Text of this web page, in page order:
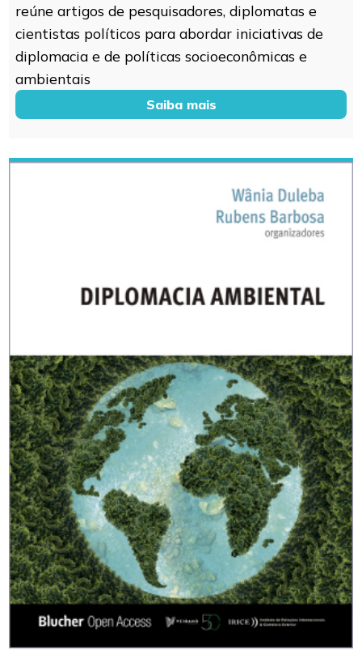
reúne artigos de pesquisadores, diplomatas e
cientistas políticos para abordar iniciativas de
diplomacia e de políticas socioeconômicas e
ambientais
Saiba mais